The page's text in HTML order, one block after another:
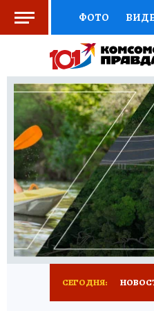
ФОТО
ВЫБОР
КНИЖНАЯ
ПРЕСС-ЦЕНТР
РАДИО КП
СЕГОДНЯ: